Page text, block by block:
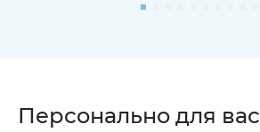
Персонально для вас